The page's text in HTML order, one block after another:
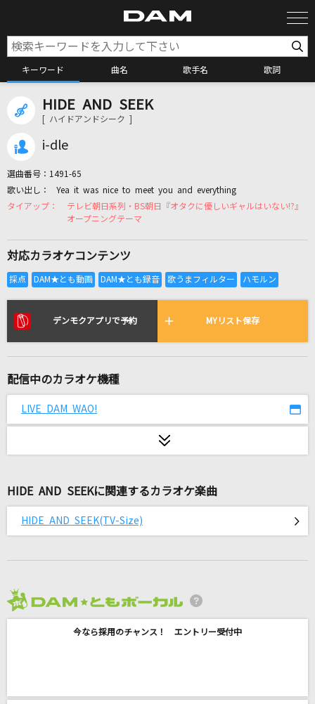
キーワード 曲名 歌手名 歌詞
カラオケ検索
カラオケリクエスト
全国りれき
リアルタイムで歌われている曲の一覧
聖槍爆裂ボーイ
サマーヌード
君が好きだと叫びたい
ョン)
是非に及ばず
乃木坂46
HIDE AND SEEK
[ ハイドアンドシーク ]
i-dle
選曲番号： 1491-65
Yea it was nice to meet you and everything
テレビ朝日系列・BS朝日『オタクに優しいギャルはいない!?』
オープニングテーマ
対応カラオケコンテンツ
デンモクアプリで予約 MYリスト保存
配信中のカラオケ機種
LIVE DAM WAO!
HIDE AND SEEKに関連するカラオケ楽曲
HIDE AND SEEK(TV-Size)
今なら採用のチャンス！ エントリー受付中